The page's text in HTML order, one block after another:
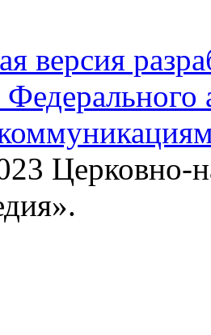
версия
Церковно-